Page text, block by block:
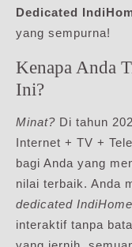
Dedicated
yang sempurna!
Kenapa Anda
Ini?
Minat? Di tahun
Internet + TV +
bagi Anda yang
nilai terbaik. Anda
dedicated IndiHome
interaktif tanpa